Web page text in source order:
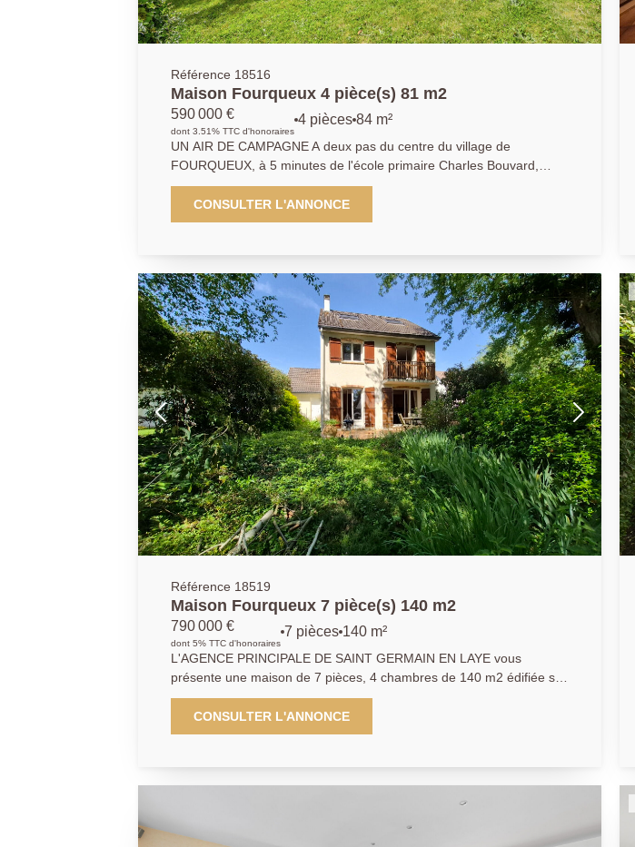
Référence 18516
Maison Fourqueux 4 pièce(s) 81 m2
590 000 €
dont 3.51% TTC d'honoraires
4 pièces 84 m²
UN AIR DE CAMPAGNE A deux pas du centre du village de
FOURQUEUX, à 5 minutes de l'école primaire Charles Bouvard,
l'AGENCE PRINCIPALE de SAINT GERMAIN EN LAYE vous présente
votre première maison qui vous offre un écrin de verdure de plus de
650 m2 à l'abri des regards. Elle dispose d'une pièce de vie de plus
d'agrandissement pour évoluer sereinement au fil des années.
Produit coup de coeur
CONSULTER L'ANNONCE
Référence 18519
Maison Fourqueux 7 pièce(s) 140 m2
790 000 €
dont 5% TTC d'honoraires
7 pièces 140 m²
L'AGENCE PRINCIPALE DE SAINT GERMAIN EN LAYE vous
présente une maison de 7 pièces, 4 chambres de 140 m2 édifiée sur
trois niveaux et un terrain clos de 521 m2. Vous profiterez d'un
séjour de près de 40 m2ouvrant sur une terrasse et jardin sans
aucun vis à vis. Située au calme d'une impasse à deux pas du lycée
CONSULTER L'ANNONCE